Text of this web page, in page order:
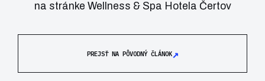
na stránke Wellness & Spa Hotela Čertov
PREJSŤ NA PÔVODNÝ ČLÁNOK↗